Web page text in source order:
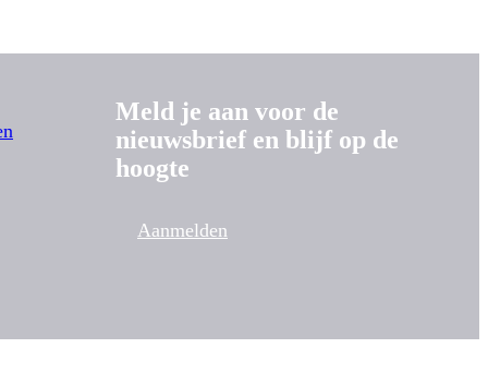
Meld je aan voor de
nieuwsbrief en blijf op de
hoogte
Aanmelden